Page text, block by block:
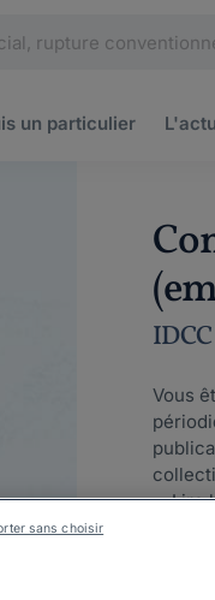
un particulier
Vous
...Lire
sans choisir